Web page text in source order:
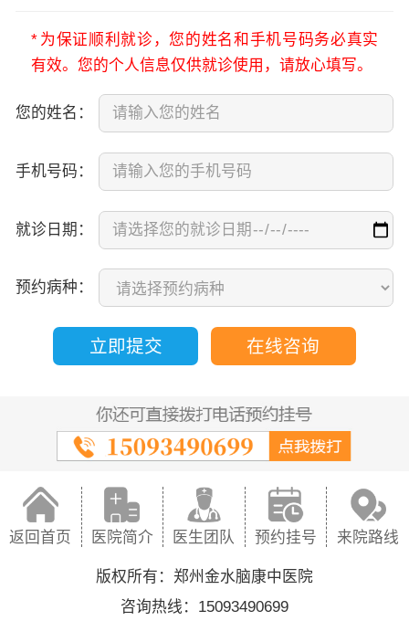
* 为保证顺利就诊，您的姓名和手机号码务必真实
有效。您的个人信息仅供就诊使用，请放心填写。
您的姓名：
手机号码：
就诊日期：
预约病种：
立即提交 在线咨询
返回首页 医院简介 医生团队 预约挂号 来院路线
版权所有：郑州金水脑康中医院
咨询热线：15093490699